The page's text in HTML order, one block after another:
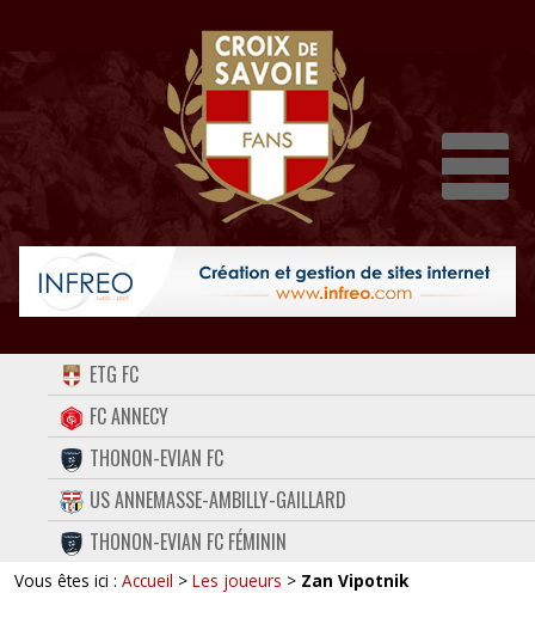
ACCUEIL
FORUM
CONTACT
FACEBOOK
TWITTER
ETG FC
FC ANNECY
THONON-EVIAN FC
US ANNEMASSE-AMBILLY-GAILLARD
THONON-EVIAN FC FÉMININ
Vous êtes ici : Accueil > Les joueurs > Zan Vipotnik